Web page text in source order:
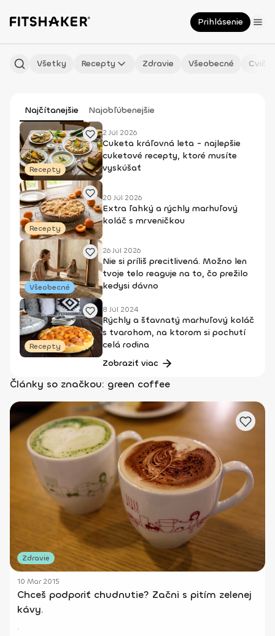
Prihlásenie
Všetky Recepty Zdravie Všeobecné
Najčítanejšie Najobľúbenejšie
Recepty
2 Júl 2026
Cuketa kráľovná leta - najlepšie
cuketové recepty, ktoré musíte
vyskúšať
Recepty
20 Júl 2026
Extra ľahký a rýchly marhuľový
koláč s mrveničkou
Všeobecné
26 Júl 2026
Nie si príliš precitlivená. Možno len
tvoje telo reaguje na to, čo prežilo
kedysi dávno
Recepty
8 Júl 2024
Rýchly a šťavnatý marhuľový koláč
s tvarohom, na ktorom si pochutí
celá rodina
Zobraziť viac
Články so značkou: green coffee
Zdravie
10 Mar 2015
Chceš podporiť chudnutie? Začni s pitím zelenej
kávy.
.